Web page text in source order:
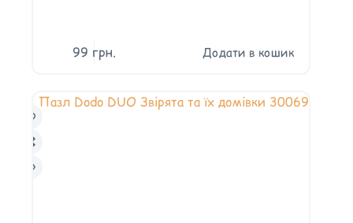
99 грн. Додати в кошик